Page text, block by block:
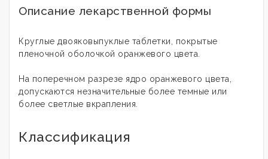
Описание лекарственной формы
Круглые двояковыпуклые таблетки, покрытые
пленочной оболочкой оранжевого цвета.
На поперечном разрезе ядро оранжевого цвета,
допускаются незначительные более темные или
более светлые вкрапления.
Классификация